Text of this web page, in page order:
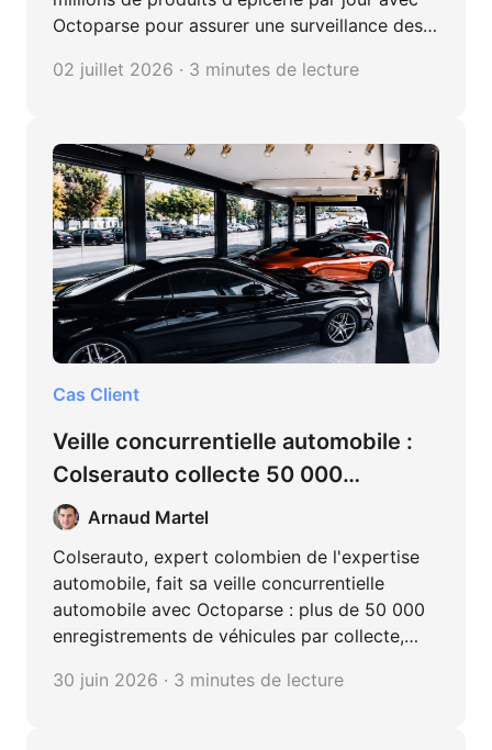
Octoparse pour assurer une surveillance des
02 juillet 2026 · 3 minutes de lecture
Cas Client
Veille concurrentielle automobile :
Colserauto collecte 50 000
enregistrements par mois avec
Arnaud Martel
Colserauto, expert colombien de l'expertise
automobile, fait sa veille concurrentielle
automobile avec Octoparse : plus de 50 000
enregistrements de véhicules par collecte,
jour.
30 juin 2026 · 3 minutes de lecture